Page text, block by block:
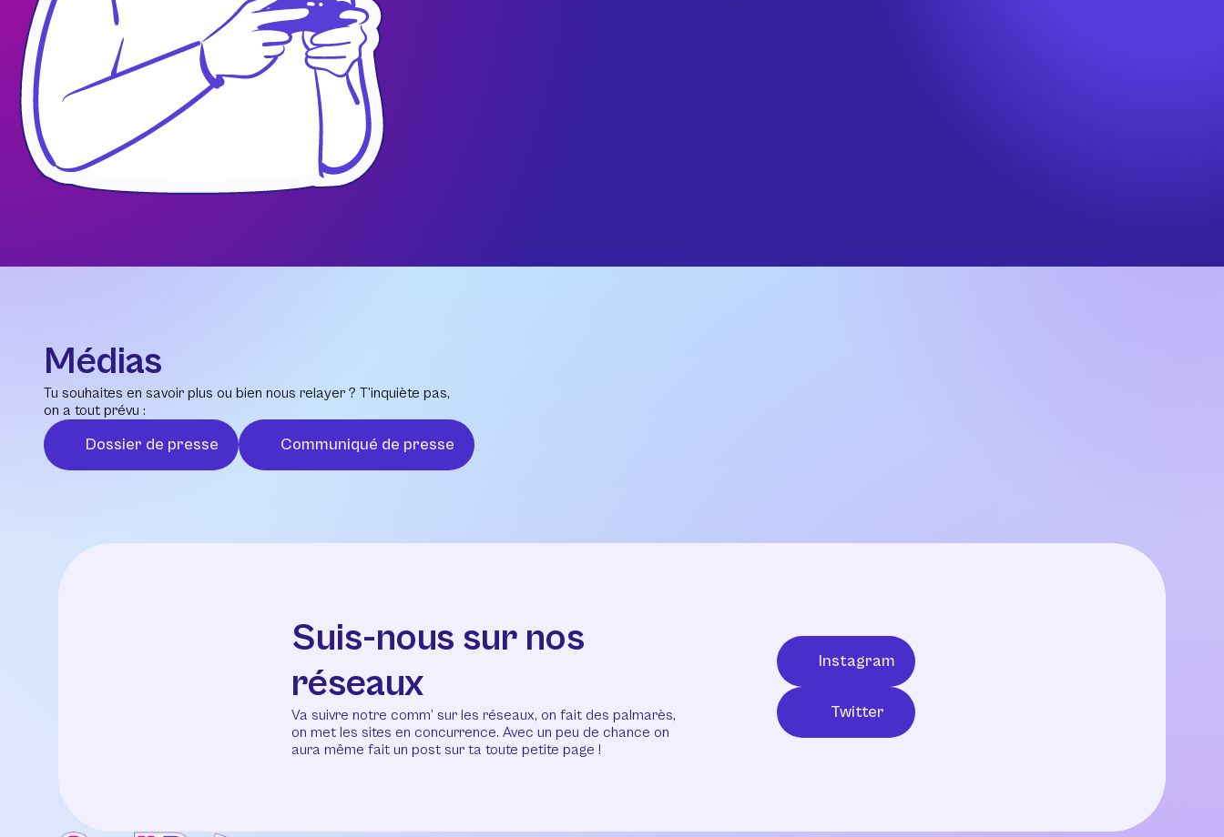
Médias
Tu souhaites en savoir plus ou bien nous relayer ? T’inquiète pas,
on a tout prévu :
Dossier de presse Communiqué de presse
Suis-nous sur nos
réseaux
Va suivre notre comm’ sur les réseaux, on fait des palmarès,
on met les sites en concurrence. Avec un peu de chance on
aura même fait un post sur ta toute petite page !
Instagram
Twitter